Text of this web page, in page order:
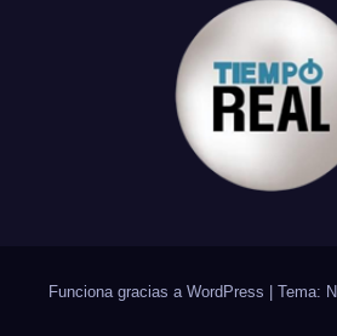
Funciona gracias a WordPress Tema: